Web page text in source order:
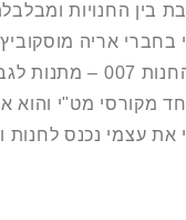
בין החנויות
בחברי אריה
מועד בעלים של החנות
מקורסי מט"י והוא
את עצמי נכנס לחנות